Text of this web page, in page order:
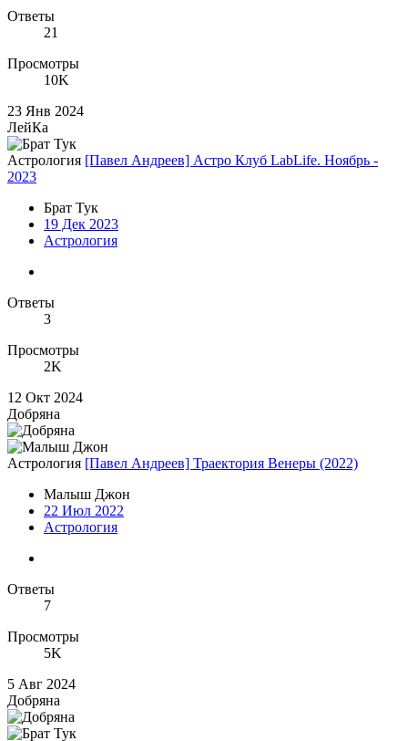
Ответы
21
Просмотры
10K
23 Янв 2024
ЛейКа
Астрология [Павел Андреев] Астро Клуб LabLife. Ноябрь -
2023
Брат Тук
19 Дек 2023
Астрология
Ответы
3
Просмотры
2K
12 Окт 2024
Добряна
Астрология [Павел Андреев] Траектория Венеры (2022)
Малыш Джон
22 Июл 2022
Астрология
Ответы
7
Просмотры
5K
5 Авг 2024
Добряна